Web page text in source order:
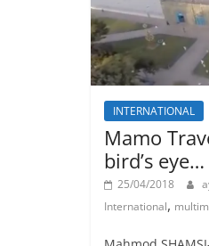
INTERNATIONAL
Mamo
bird’s eye…
25/04/2018
International,